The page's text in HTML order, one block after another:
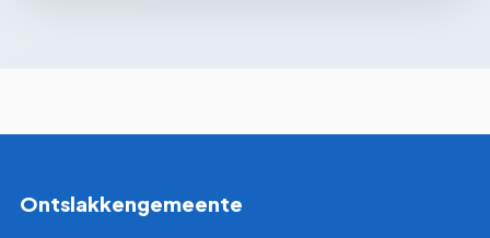
Ontslakkengemeente